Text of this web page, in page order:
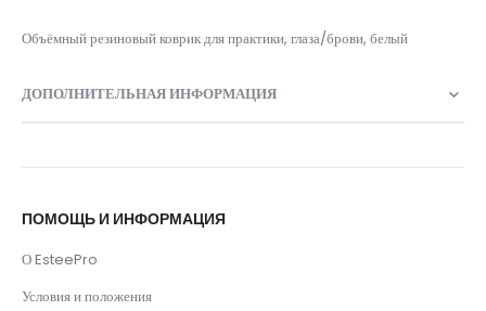
Объёмный резиновый коврик для практики, глаза/брови, белый
ДОПОЛНИТЕЛЬНАЯ ИНФОРМАЦИЯ
ПОМОЩЬ И ИНФОРМАЦИЯ
О EsteePro
Условия и положения